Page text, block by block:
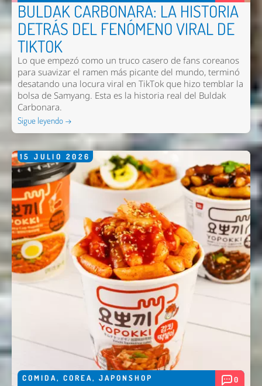
BULDAK CARBONARA: LA HISTORIA
DETRÁS DEL FENÓMENO VIRAL DE
TIKTOK
Lo que empezó como un truco casero de fans coreanos
para suavizar el ramen más picante del mundo, terminó
desatando una locura viral en TikTok que hizo temblar la
bolsa de Samyang. Esta es la historia real del Buldak
Carbonara.
Sigue leyendo →
15 JULIO 2026
COMIDA, COREA, JAPONSHOP 0